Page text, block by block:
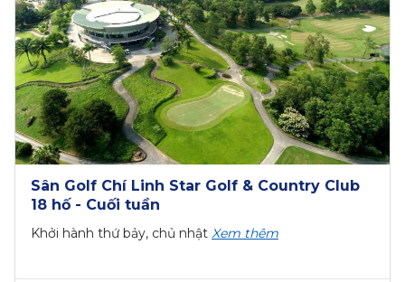
Sân Golf Twin Doves tiêu chuẩn 27 lỗ cuối
tuần giá ưu đãi
Cuối tuần Xem thêm